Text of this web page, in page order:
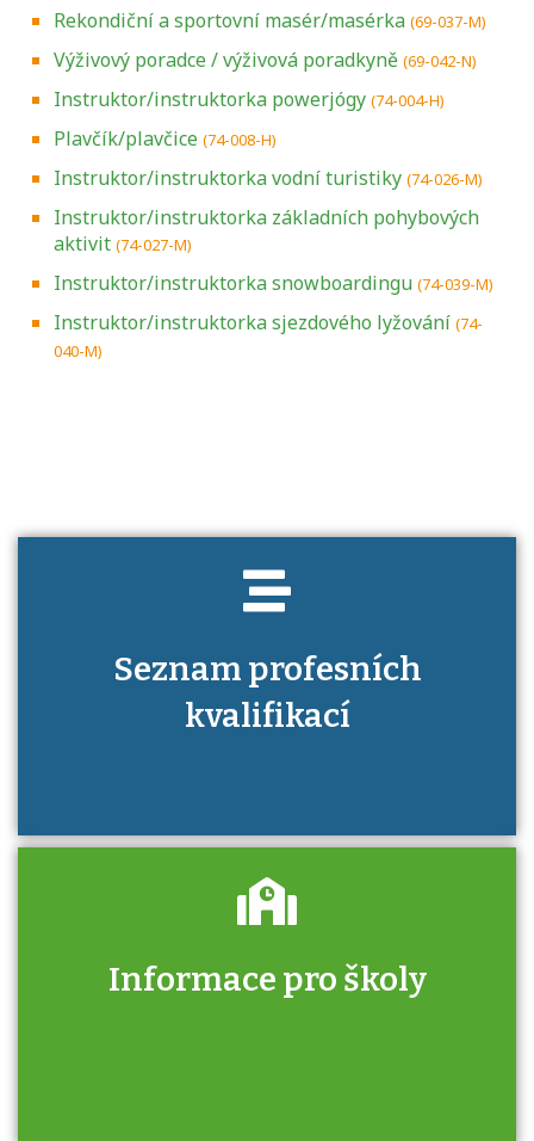
Rekondiční a sportovní masér/masérka (69-037-M)
Výživový poradce / výživová poradkyně (69-042-N)
Instruktor/instruktorka powerjógy (74-004-H)
Plavčík/plavčice (74-008-H)
Instruktor/instruktorka vodní turistiky (74-026-M)
Instruktor/instruktorka základních pohybových
aktivit (74-027-M)
Instruktor/instruktorka snowboardingu (74-039-M)
Instruktor/instruktorka sjezdového lyžování (74-
040-M)
Seznam profesních
kvalifikací
Projděte si seznam profesních kvalifikací.
Informace pro školy
Zjistěte, jak se přihlásit ke zkoušce a kde